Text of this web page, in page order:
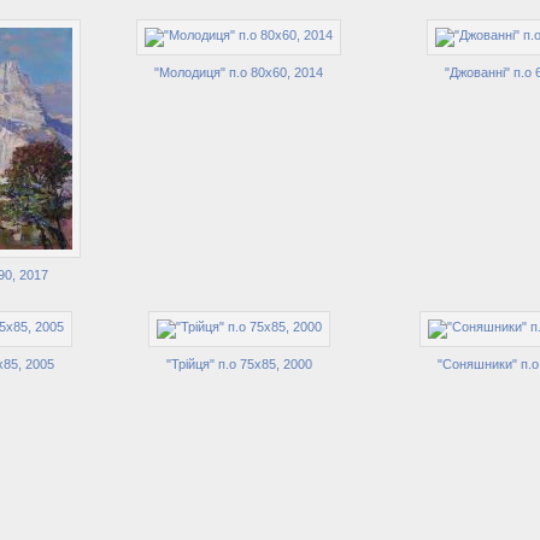
2017
"Молодиця" п.о 80х60, 2014 "Джованні" п.о
2005 "Трійця" п.о 75х85, 2000 "Соняшники"